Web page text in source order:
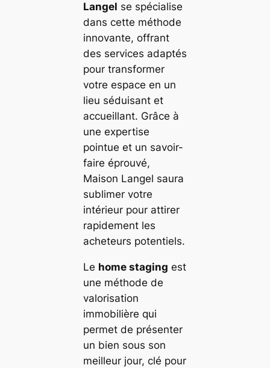
Langel se spécialise
dans cette méthode
innovante, offrant
des services adaptés
pour transformer
votre espace en un
lieu séduisant et
accueillant. Grâce à
une expertise
pointue et un savoir-
faire éprouvé,
Maison Langel saura
sublimer votre
intérieur pour attirer
rapidement les
acheteurs potentiels.
Le home staging est
une méthode de
valorisation
immobilière qui
permet de présenter
un bien sous son
meilleur jour, clé pour